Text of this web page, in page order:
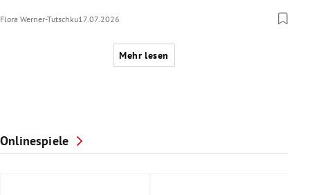
Flora Werner-Tutschku17.07.2026
Mehr lesen
Onlinespiele